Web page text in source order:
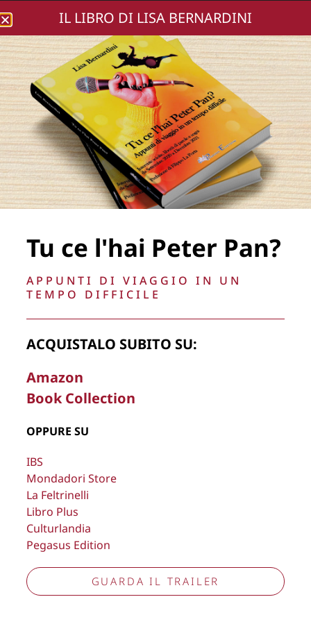
Lisa Bernardini
Trinità (3)
rimuovere, oscurare, modificare, immagini e testi del sito, a
propria discrezione.
Cookie PolicyPrivacy Policy
IL LIBRO DI LISA BERNARDINI
Tu ce l'hai Peter Pan?
APPUNTI DI VIAGGIO IN UN
TEMPO DIFFICILE
ACQUISTALO SUBITO SU:
Amazon
Book Collection
OPPURE SU
IBS
Mondadori Store
La Feltrinelli
Libro Plus
Culturlandia
Pegasus Edition
GUARDA IL TRAILER